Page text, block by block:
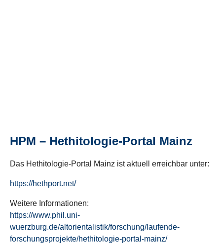
HPM – Hethitologie-Portal Mainz
Das Hethitologie-Portal Mainz ist aktuell erreichbar unter:
https://hethport.net/
Weitere Informationen:
https://www.phil.uni-
wuerzburg.de/altorientalistik/forschung/laufende-
forschungsprojekte/hethitologie-portal-mainz/